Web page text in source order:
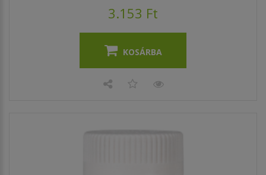
3.153 Ft
KOSÁRBA